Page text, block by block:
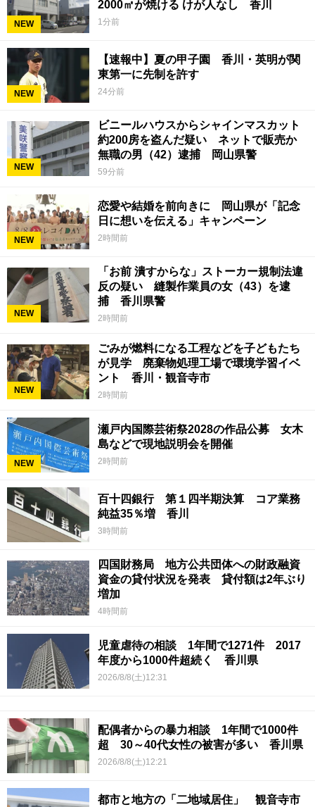
NEW
2000㎡が焼ける けが人なし 香川
1分前
NEW
【速報中】夏の甲子園 香川・英明が関
東第一に先制を許す
24分前
NEW
ビニールハウスからシャインマスカット
約200房を盗んだ疑い ネットで販売か
無職の男（42）逮捕 岡山県警
59分前
NEW
恋愛や結婚を前向きに 岡山県が「記念
日に想いを伝える」キャンペーン
2時間前
NEW
「お前 潰すからな」ストーカー規制法違
反の疑い 縫製作業員の女（43）を逮
捕 香川県警
2時間前
NEW
ごみが燃料になる工程などを子どもたち
が見学 廃棄物処理工場で環境学習イベ
ント 香川・観音寺市
2時間前
NEW
瀬戸内国際芸術祭2028の作品公募 女木
島などで現地説明会を開催
2時間前
百十四銀行 第１四半期決算 コア業務
純益35％増 香川
3時間前
四国財務局 地方公共団体への財政融資
資金の貸付状況を発表 貸付額は2年ぶり
増加
4時間前
児童虐待の相談 1年間で1271件 2017
年度から1000件超続く 香川県
2026/8/8(土)12:31
配偶者からの暴力相談 1年間で1000件
超 30～40代女性の被害が多い 香川県
2026/8/8(土)12:21
都市と地方の「二地域居住」 観音寺市